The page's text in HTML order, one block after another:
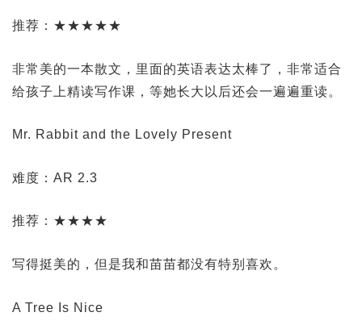
推荐：★★★★★
非常美的一本散文，里面的英语表达太棒了，非常适合
给孩子上精读写作课，等她长大以后还会一遍遍重读。
Mr. Rabbit and the Lovely Present
难度：AR 2.3
推荐：★★★★
写得挺美的，但是我和苗苗都没有特别喜欢。
A Tree Is Nice